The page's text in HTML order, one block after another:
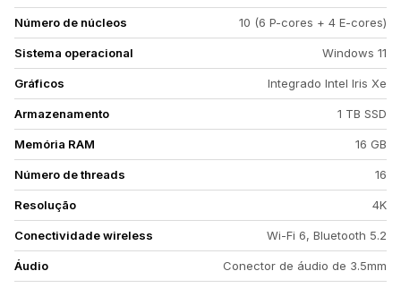
Número de núcleos 10 (6 P-cores + 4 E-cores)
Sistema operacional Windows 11
Gráficos Integrado Intel Iris Xe
Armazenamento 1 TB SSD
Memória RAM 16 GB
Número de threads 16
Resolução 4K
Conectividade wireless Wi-Fi 6, Bluetooth 5.2
Áudio Conector de áudio de 3.5mm